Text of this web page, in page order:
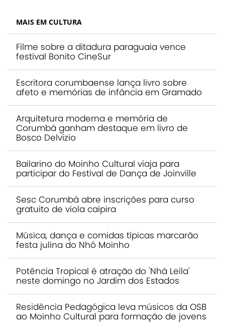
MAIS EM CULTURA
Filme sobre a ditadura paraguaia vence
festival Bonito CineSur
Escritora corumbaense lança livro sobre
afeto e memórias de infância em Gramado
Arquitetura moderna e memória de
Corumbá ganham destaque em livro de
Bosco Delvizio
Bailarino do Moinho Cultural viaja para
participar do Festival de Dança de Joinville
Sesc Corumbá abre inscrições para curso
gratuito de viola caipira
Música, dança e comidas típicas marcarão
festa julina do Nhô Moinho
Potência Tropical é atração do 'Nhá Leila'
neste domingo no Jardim dos Estados
Residência Pedagógica leva músicos da OSB
ao Moinho Cultural para formação de jovens